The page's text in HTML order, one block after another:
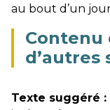
au bout d’un
Contenu
d’autres
Texte suggéré :